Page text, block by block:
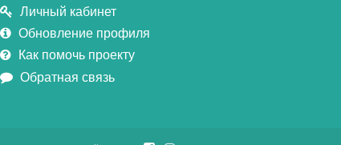
Личный кабинет
Обновление профиля
Как помочь проекту
Обратная связь